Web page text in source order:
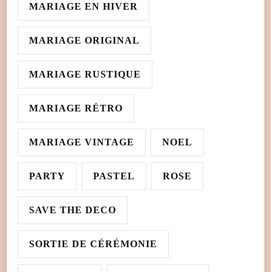
MARIAGE EN HIVER
MARIAGE ORIGINAL
MARIAGE RUSTIQUE
MARIAGE RÉTRO
MARIAGE VINTAGE NOEL
PARTY PASTEL ROSE
SAVE THE DECO
SORTIE DE CÉRÉMONIE